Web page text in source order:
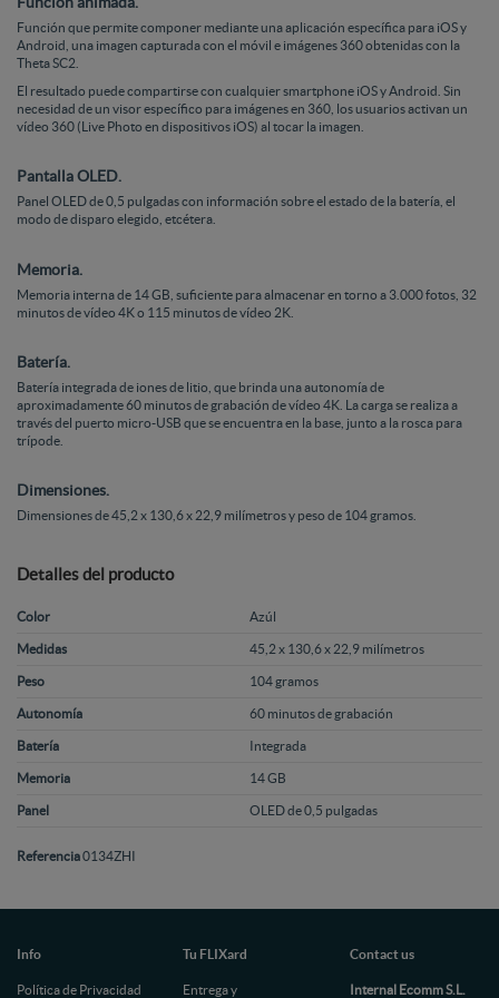
Función que permite componer mediante una aplicación específica para iOS y
Android, una imagen capturada con el móvil e imágenes 360 obtenidas con la
Theta SC2.
El resultado puede compartirse con cualquier smartphone iOS y Android. Sin
necesidad de un visor específico para imágenes en 360, los usuarios activan un
vídeo 360 (Live Photo en dispositivos iOS) al tocar la imagen.
Pantalla OLED.
Panel OLED de 0,5 pulgadas con información sobre el estado de la batería, el
modo de disparo elegido, etcétera.
Memoria.
Memoria interna de 14 GB, suficiente para almacenar en torno a 3.000 fotos, 32
minutos de vídeo 4K o 115 minutos de vídeo 2K.
Batería.
Batería integrada de iones de litio, que brinda una autonomía de
aproximadamente 60 minutos de grabación de vídeo 4K. La carga se realiza a
través del puerto micro-USB que se encuentra en la base, junto a la rosca para
trípode.
Dimensiones.
Dimensiones de 45,2 x 130,6 x 22,9 milímetros y peso de 104 gramos.
Detalles del producto
Color Azúl
Medidas 45,2 x 130,6 x 22,9 milímetros
Peso 104 gramos
Autonomía 60 minutos de grabación
Batería Integrada
Memoria 14 GB
Panel OLED de 0,5 pulgadas
Referencia0134ZHI
Info
Política de Privacidad
Tu FLIXard
Entrega y
Contact us
Internal Ecomm S.L.